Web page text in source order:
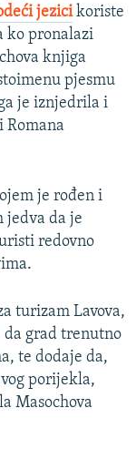
jezicikoriste
ko pronalazi
knjiga
pjesmu
je iznjedrila i
je rođen i
jedva da je
redovno
turizam Lavova,
da grad trenutno
te dodaje da,
porijekla,
Masochova